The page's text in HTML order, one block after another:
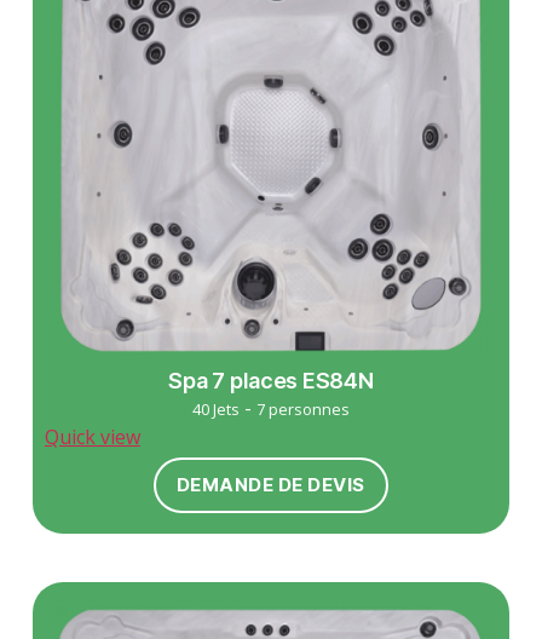
Spa 7 places ES84N
40 Jets - 7 personnes
Quick view
DEMANDE DE DEVIS